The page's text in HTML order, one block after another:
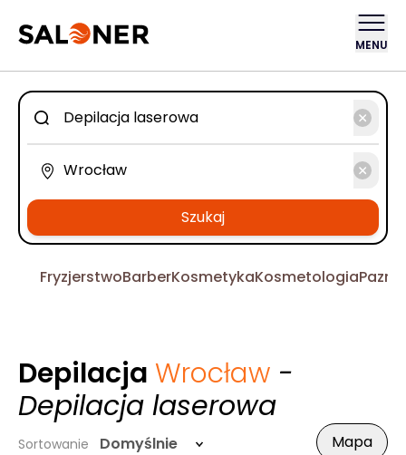
MENU
Szukaj
FryzjerstwoBarberKosmetykaKosmetologia
Depilacja Wrocław -
Depilacja laserowa
Sortowanie Domyślnie Mapa